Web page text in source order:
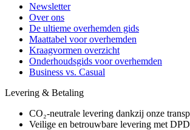
Newsletter
Over ons
De ultieme overhemden gids
Maattabel voor overhemden
Kraagvormen overzicht
Onderhoudsgids voor overhemden
Business vs. Casual
Levering & Betaling
CO₂-neutrale levering dankzij onze
Veilige en betrouwbare levering met